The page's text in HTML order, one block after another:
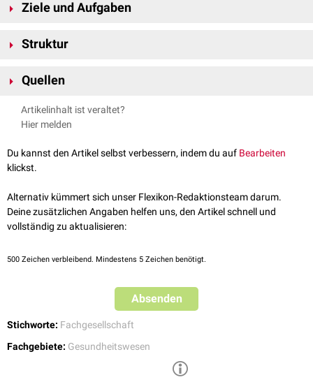
Ziele und Aufgaben
wissenschaftliche Forschungsprojekte und Studien, die dazu
innovative Behandlungsansätze zu entwickeln.
Weiterbildung
Fortbildungsveranstaltungen, Kongresse und Seminare, um
medizinisches Fachpersonal auf dem neuesten Stand der
Patientenversorgung
Die DDG setzt sich für die Verbesserung der
Patientenversorgung ein, indem sie
Diabetes entwickelt.
Öffentlichkeitsarbeit
Die Gesellschaft informiert die Öffentlichkeit
über Diabetes, seineRisikofaktoren
das Bewusstsein für die Krankheit zu erhöhen.
Struktur
Diabetesberater, Krankenschwestern und andere Fachleute, die im
Gremien:Die Gesellschaft besteht aus verschiedenen Gremien und
Ausschüssen, die sich mit spezifischen Themen befassen, wie z.B.
Quellen
https://www.ddg.info/
Artikelinhalt ist veraltet?
Hier melden
Du kannst den Artikel selbst verbessern, indem du auf Bearbeiten
klickst.
Alternativ kümmert sich unser Flexikon-Redaktionsteam darum.
Deine zusätzlichen Angaben helfen uns, den Artikel schnell und
vollständig zu aktualisieren:
500 Zeichen verbleibend. Mindestens 5 Zeichen benötigt.
Absenden
Stichworte: Fachgesellschaft
Fachgebiete: Gesundheitswesen